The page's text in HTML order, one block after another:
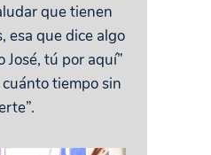
que tienen
esa que dice algo
José, tú por aquí”
cuánto tiempo sin